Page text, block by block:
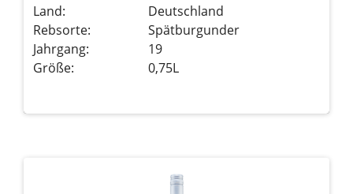
Land:
Deutschland
Rebsorte:
Spätburgunder
Jahrgang:
19
Größe:
0,75L